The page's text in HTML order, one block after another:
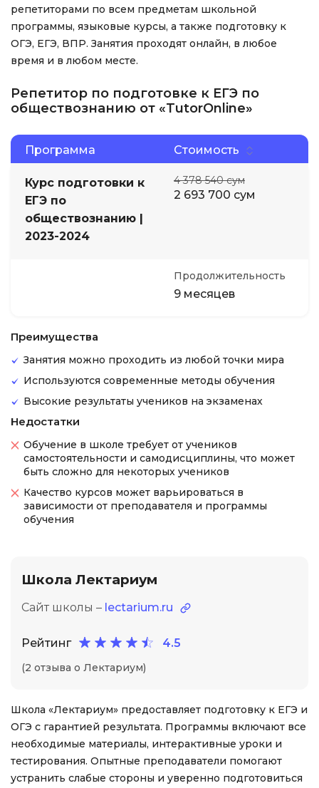
репетиторами по всем предметам школьной
программы, языковые курсы, а также подготовку к
ОГЭ, ЕГЭ, ВПР. Занятия проходят онлайн, в любое
время и в любом месте.
Репетитор по подготовке к ЕГЭ по
обществознанию от «TutorOnline»
Программа Стоимость
Курс подготовки к
ЕГЭ по
обществознанию |
2023-2024
4 378 540 сум
2 693 700 сум
Продолжительность
9 месяцев
Преимущества
Занятия можно проходить из любой точки мира
Используются современные методы обучения
Высокие результаты учеников на экзаменах
Недостатки
Обучение в школе требует от учеников
самостоятельности и самодисциплины, что может
быть сложно для некоторых учеников
Качество курсов может варьироваться в
зависимости от преподавателя и программы
обучения
Школа Лектариум
Сайт школы – lectarium.ru
Рейтинг 4.5
(2 отзыва о Лектариум)
Школа «Лектариум» предоставляет подготовку к ЕГЭ и
ОГЭ с гарантией результата. Программы включают все
необходимые материалы, интерактивные уроки и
тестирования. Опытные преподаватели помогают
устранить слабые стороны и уверенно подготовиться